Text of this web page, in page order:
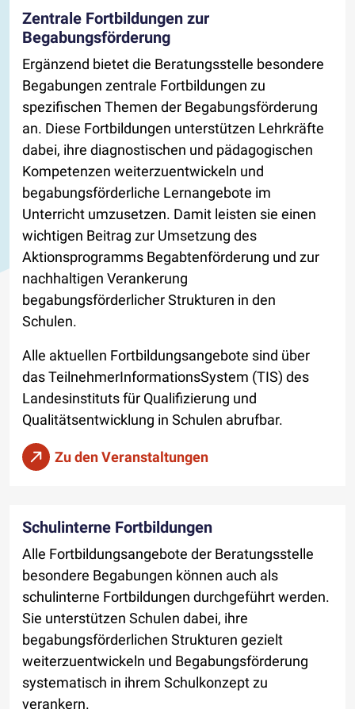
Zentrale Fortbildungen zur
Begabungsförderung
Ergänzend bietet die Beratungsstelle besondere
Begabungen zentrale Fortbildungen zu
spezifischen Themen der Begabungsförderung
an. Diese Fortbildungen unterstützen Lehrkräfte
dabei, ihre diagnostischen und pädagogischen
Kompetenzen weiterzuentwickeln und
begabungsförderliche Lernangebote im
Unterricht umzusetzen. Damit leisten sie einen
wichtigen Beitrag zur Umsetzung des
Aktionsprogramms Begabtenförderung und zur
nachhaltigen Verankerung
begabungsförderlicher Strukturen in den
Schulen.
Alle aktuellen Fortbildungsangebote sind über
das TeilnehmerInformationsSystem (TIS) des
Landesinstituts für Qualifizierung und
Qualitätsentwicklung in Schulen abrufbar.
Zu den Veranstaltungen
Schulinterne Fortbildungen
Alle Fortbildungsangebote der Beratungsstelle
besondere Begabungen können auch als
schulinterne Fortbildungen durchgeführt werden.
Sie unterstützen Schulen dabei, ihre
begabungsförderlichen Strukturen gezielt
weiterzuentwickeln und Begabungsförderung
systematisch in ihrem Schulkonzept zu
verankern.